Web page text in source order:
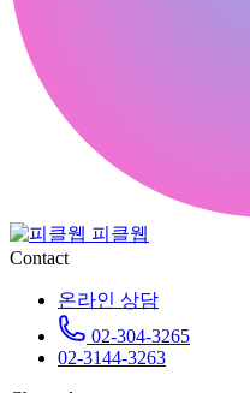
피클웹
Contact
온라인 상담
02-304-3265
02-3144-3263